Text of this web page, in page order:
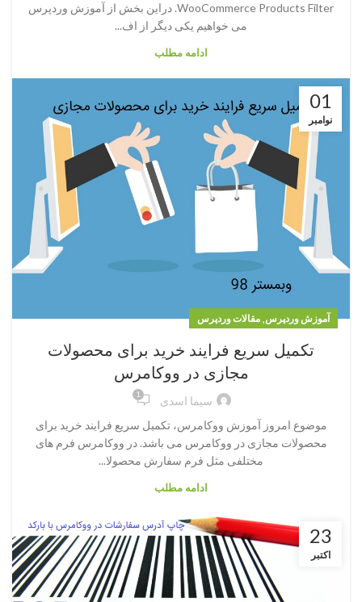
WooCommerce Products Filter. دراین بخش از آموزش وردپرس
می خواهیم یکی دیگر از اف...
ادامه مطلب
01
نوامبر
آموزش وردپرس, مقالات وردپرس
تکمیل سریع فرایند خرید برای محصولات
مجازی در ووکامرس
سیما اسدی 1
موضوع امروز آموزش ووکامرس، تکمیل سریع فرایند خرید برای
محصولات مجازی در ووکامرس می باشد. در ووکامرس فرم های
مختلفی مثل فرم سفارش محصولا...
ادامه مطلب
23
اکتبر